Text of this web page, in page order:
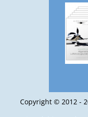
Copyright © 2012 -